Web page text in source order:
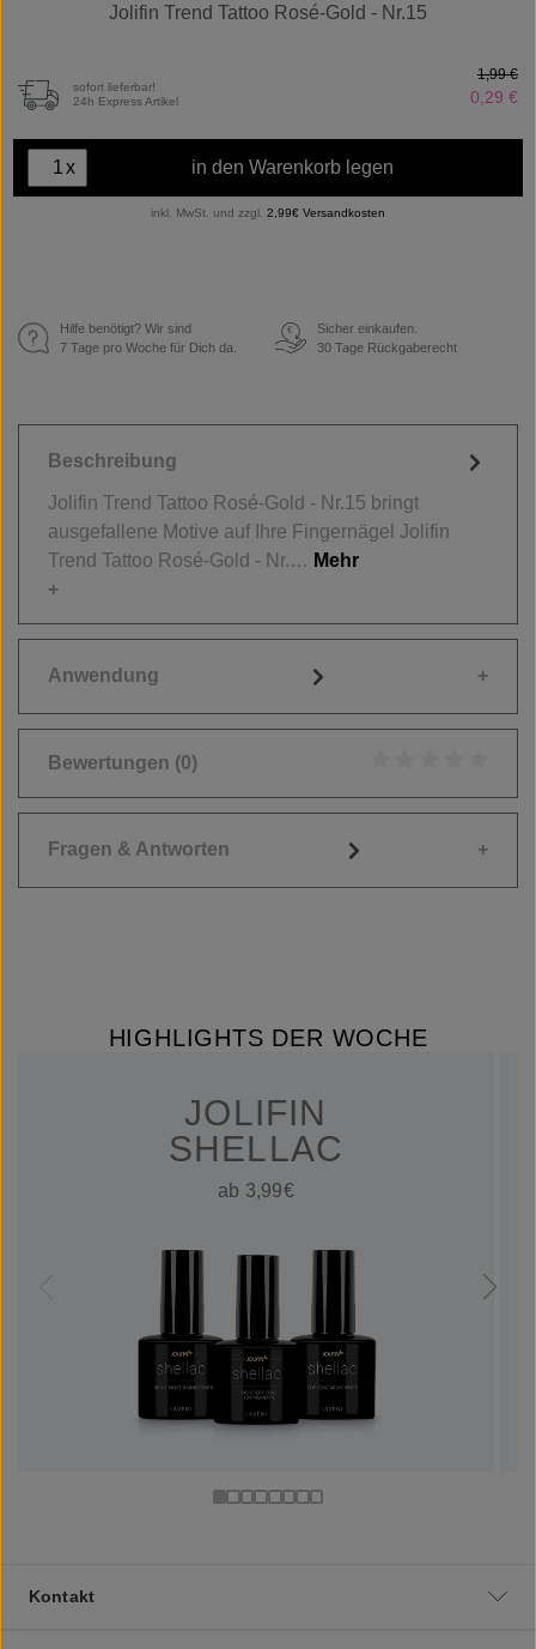
Jolifin Trend Tattoo Rosé-Gold - Nr.15
sofort lieferbar!
24h Express Artikel
0,29 €
1,99 €
x in den Warenkorb legen
inkl. MwSt. und zzgl. 2,99€ Versandkosten
Hilfe benötigt? Wir sind
7 Tage pro Woche für Dich da.
€
Sicher einkaufen.
30 Tage Rückgaberecht
Beschreibung
Jolifin Trend Tattoo Rosé-Gold - Nr.15 bringt
ausgefallene Motive auf Ihre Fingernägel Jolifin
Trend Tattoo Rosé-Gold - Nr.… Mehr
Anwendung
Bewertungen (0)
Fragen & Antworten
HIGHLIGHTS DER WOCHE
JOLIFIN
SHELLAC
ab 3,99€
Kontakt